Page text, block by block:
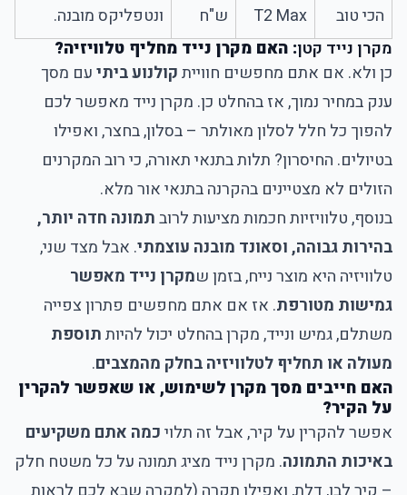
הכי טוב
T2 Max
ש"ח
ונטפליקס מובנה.
מקרן נייד קטן: האם מקרן נייד מחליף טלוויזיה?
כן ולא. אם אתם מחפשים חווייתקולנוע ביתיעם מסך
ענק במחיר נמוך, אז בהחלט כן. מקרן נייד מאפשר לכם
להפוך כל חלל לסלון מאולתר – בסלון, בחצר, ואפילו
בטיולים. החיסרון? תלות בתנאי תאורה, כי רוב המקרנים
הזולים לא מצטיינים בהקרנה בתנאי אור מלא.
בנוסף, טלוויזיות חכמות מציעות לרובתמונה חדה יותר,
בהירות גבוהה, וסאונד מובנה עוצמתי. אבל מצד שני,
טלוויזיה היא מוצר נייח, בזמן שמקרן נייד מאפשר
גמישות מטורפת. אז אם אתם מחפשים פתרון צפייה
משתלם, גמיש ונייד, מקרן בהחלט יכול להיותתוספת
מעולה או תחליף לטלוויזיה בחלק מהמצבים.
האם חייבים מסך מקרן לשימוש, או שאפשר להקרין
על הקיר?
אפשר להקרין על קיר, אבל זה תלויכמה אתם משקיעים
באיכות התמונה. מקרן נייד מציג תמונה על כל משטח חלק